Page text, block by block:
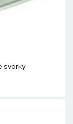
svorky